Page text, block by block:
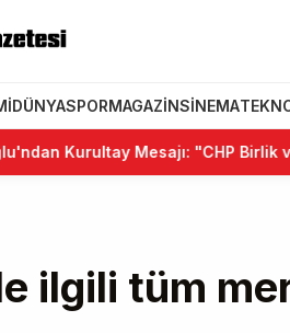
DÜNYASPORMAGAZINSINEMA
Mesajı: "CHP Birlik ve
ilgili tüm